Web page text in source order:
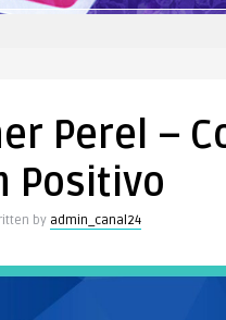
Perel –
Positivo
by admin_canal24